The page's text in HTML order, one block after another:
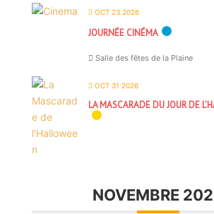
OCT 23 2026
JOURNÉE CINÉMA
Salle des fêtes de la Plaine
OCT 31 2026
LA MASCARADE DU JOUR DE
NOVEMBRE